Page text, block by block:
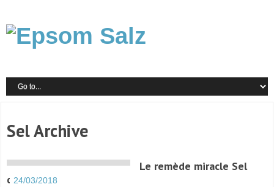
Sel Archive
24/03/2018
Le remède miracle Sel
d’Epsom